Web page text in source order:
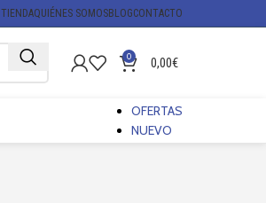
TIENDAQUIÉNES SOMOSBLOGCONTACTO
0 0,00€
OFERTAS
NUEVO